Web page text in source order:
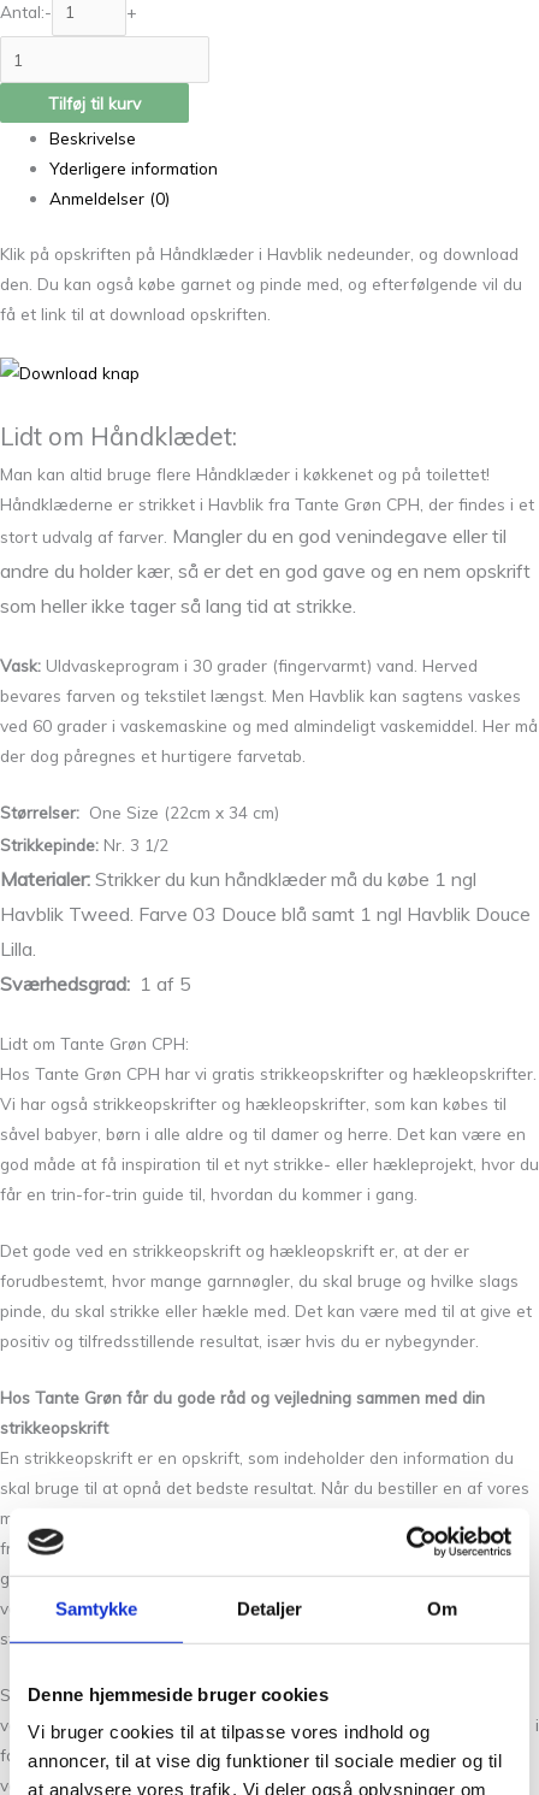
Samtykke Detaljer Om
Denne hjemmeside bruger cookies
Vi bruger cookies til at tilpasse vores indhold og
annoncer, til at vise dig funktioner til sociale medier og til
at analysere vores trafik. Vi deler også oplysninger om
Antal:- +
Tilføj til kurv
Beskrivelse
Yderligere information
Anmeldelser (0)
Klik på opskriften på Håndklæder i Havblik nedeunder, og download
den. Du kan også købe garnet og pinde med, og efterfølgende vil du
få et link til at download opskriften.
Lidt om Håndklædet:
Man kan altid bruge flere Håndklæder i køkkenet og på toilettet!
Håndklæderne er strikket i Havblik fra Tante Grøn CPH, der findes i et
stort udvalg af farver. Mangler du en god venindegave eller til
andre du holder kær, så er det en god gave og en nem opskrift
som heller ikke tager så lang tid at strikke.
Vask: Uldvaskeprogram i 30 grader (fingervarmt) vand. Herved
bevares farven og tekstilet længst. Men Havblik kan sagtens vaskes
ved 60 grader i vaskemaskine og med almindeligt vaskemiddel. Her må
der dog påregnes et hurtigere farvetab.
Størrelser: One Size (22cm x 34 cm)
Strikkepinde: Nr. 3 1/2
Materialer: Strikker du kun håndklæder må du købe 1 ngl
Havblik Tweed. Farve 03 Douce blå samt 1 ngl Havblik Douce
Lilla.
Sværhedsgrad: 1 af 5
Lidt om Tante Grøn CPH:
Hos Tante Grøn CPH har vi gratis strikkeopskrifter og hækleopskrifter.
Vi har også strikkeopskrifter og hækleopskrifter, som kan købes til
såvel babyer, børn i alle aldre og til damer og herre. Det kan være en
god måde at få inspiration til et nyt strikke- eller hækleprojekt, hvor du
får en trin-for-trin guide til, hvordan du kommer i gang.
Det gode ved en strikkeopskrift og hækleopskrift er, at der er
forudbestemt, hvor mange garnnøgler, du skal bruge og hvilke slags
pinde, du skal strikke eller hækle med. Det kan være med til at give et
positiv og tilfredsstillende resultat, især hvis du er nybegynder.
Hos Tante Grøn får du gode råd og vejledning sammen med din
strikkeopskrift
En strikkeopskrift er en opskrift, som indeholder den information du
skal bruge til at opnå det bedste resultat. Når du bestiller en af vores
mange opskrifter står vi inde for at opskriften er korrekt og fører dig
frem til et færdigt produkt. De fleste strikkeentusiaster kan nikke
genkendende til, at det kan være svært at vælge de rette farver. Vi
vejleder gerne om valg af farver og kvaliteter i forhold til den enkelte
strikkeopskrift og hækleopskrift.
Strikkeopskrifter og hækleopskrifter er som udgangspunkt kun
vejledende, da strikkestil og strikkefasthed kan have en vis betydning i
forhold til garnforbrug. Som udgangspunkt bør du følge de oplyste
vejledninger omkring valg af størrelse strikkepinde og overholde